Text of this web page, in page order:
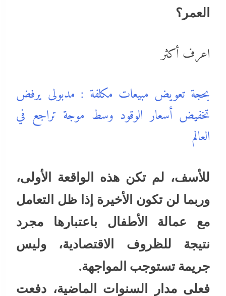
العمر؟
اعرف أكثر
بحجة تعويض مبيعات مكلفة : مدبولى يرفض
تخفيض أسعار الوقود وسط موجة تراجع في
العالم
للأسف، لم تكن هذه الواقعة الأولى،
وربما لن تكون الأخيرة إذا ظل التعامل
مع عمالة الأطفال باعتبارها مجرد
نتيجة للظروف الاقتصادية، وليس
جريمة تستوجب المواجهة.
فعلى مدار السنوات الماضية، دفعت